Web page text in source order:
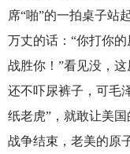
席“啪”的一拍桌子站
万丈的话：“你打你
战胜你！”看见没，
还不吓尿裤子，可毛
纸老虎”，就敢让美
战争结束，老美的原